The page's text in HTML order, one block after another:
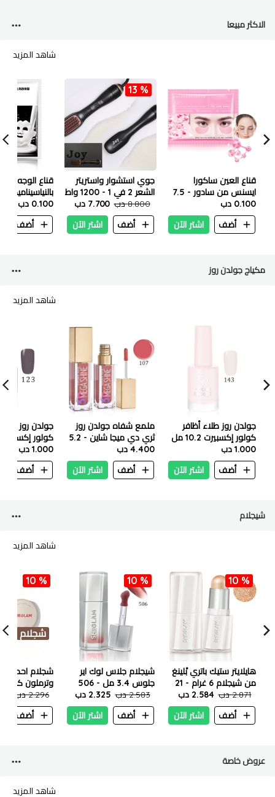
الاكثر مبيعا
شاهد المزيد
قناع العين ساكورا
ايسنس من سادور - 7.5
جم
0.100 دب
أضف
اشتر الآن
13 %
جوي استشوار واستريتر
الشعر 2 في 1 - 1200 واط
8.800 دب
7.700 دب
أضف
اشتر الآن
قناع الوجه
بالنياسيناميد
25 مل
0.100 دب
أضف
مكياج جولدن روز
شاهد المزيد
جولدن روز طلاء أظافر
كولور إكسبيرت 10.2 مل
- 143
1.000 دب
أضف
اشتر الآن
ملمع شفاه جولدن روز
ثري دي ميجا شاين - 5.2
مل - رقم 107
4.400 دب
أضف
اشتر الآن
-123
1.000 دب
أضف
شيجلام
شاهد المزيد
10 %
هايلايتر ستيك باتري بْلينغ
من شيجلام 6 غرام - 21
حلقات ذهبية
2.871 دب
2.584 دب
أضف
اشتر الآن
10 %
شيجلام جلاس لوك اير
جلوس 3.4 مل - 506
هوني جليز
2.583 دب
2.325 دب
أضف
اشتر الآن
شجلام
10 %
شجلام احمر
وترملون كاندي
2.296 دب
أضف
عروض خاصة
شاهد المزيد